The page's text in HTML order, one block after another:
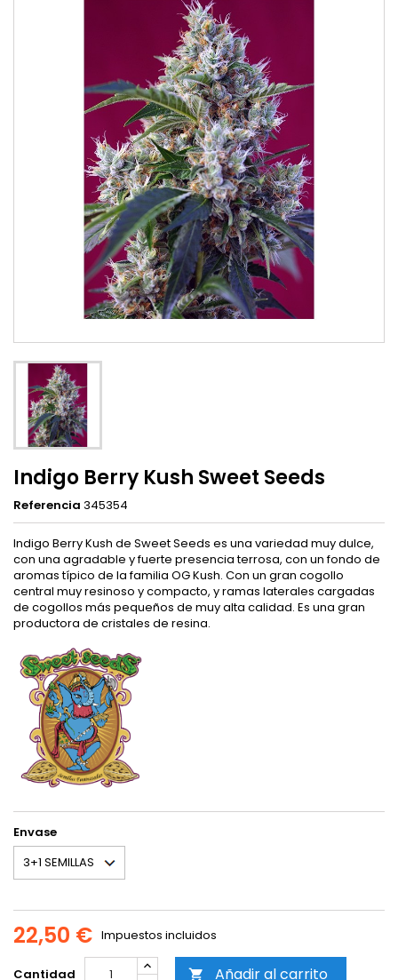
Indigo Berry Kush Sweet Seeds
Referencia 345354
Indigo Berry Kush de Sweet Seeds es una variedad muy dulce,
con una agradable y fuerte presencia terrosa, con un fondo de
aromas típico de la familia OG Kush. Con un gran cogollo
central muy resinoso y compacto, y ramas laterales cargadas
de cogollos más pequeños de muy alta calidad. Es una gran
productora de cristales de resina.
Envase
22,50 € Impuestos incluidos
Cantidad  Añadir al carrito